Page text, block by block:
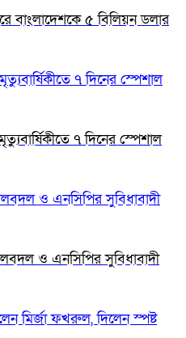
বাংলাদেশকে ৫ বিলিয়ন ডলার
৭ দিনের স্পেশাল
ও এনসিপির সুবিধাবাদী